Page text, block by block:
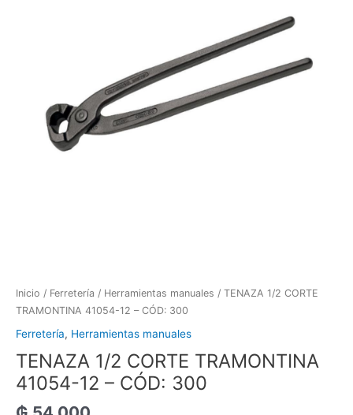
Inicio / Ferretería / Herramientas manuales / TENAZA 1/2 CORTE
TRAMONTINA 41054-12 – CÓD: 300
Ferretería, Herramientas manuales
TENAZA 1/2 CORTE TRAMONTINA
41054-12 – CÓD: 300